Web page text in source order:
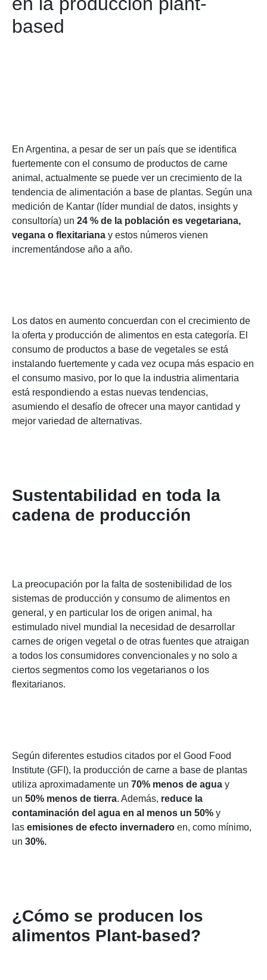
based
En Argentina, a pesar de ser un país que se identifica
fuertemente con el consumo de productos de carne
animal, actualmente se puede ver un crecimiento de la
tendencia de alimentación a base de plantas. Según una
medición de Kantar (líder mundial de datos, insights y
consultoría) un 24 % de la población es vegetariana,
vegana o flexitariana y estos números vienen
incrementándose año a año.
Los datos en aumento concuerdan con el crecimiento de
la oferta y producción de alimentos en esta categoría. El
consumo de productos a base de vegetales se está
instalando fuertemente y cada vez ocupa más espacio en
el consumo masivo, por lo que la industria alimentaria
está respondiendo a estas nuevas tendencias,
asumiendo el desafío de ofrecer una mayor cantidad y
mejor variedad de alternativas.
Sustentabilidad en toda la
cadena de producción
La preocupación por la falta de sostenibilidad de los
sistemas de producción y consumo de alimentos en
general, y en particular los de origen animal, ha
estimulado nivel mundial la necesidad de desarrollar
carnes de origen vegetal o de otras fuentes que atraigan
a todos los consumidores convencionales y no solo a
ciertos segmentos como los vegetarianos o los
flexitarianos.
Según diferentes estudios citados por el Good Food
Institute (GFI), la producción de carne a base de plantas
utiliza aproximadamente un 70% menos de agua y
un 50% menos de tierra. Además, reduce la
contaminación del agua en al menos un 50% y
las emisiones de efecto invernadero en, como mínimo,
un 30%.
¿Cómo se producen los
alimentos Plant-based?